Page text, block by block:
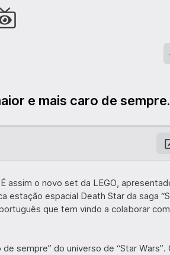
e mais caro de
assim o novo set da LEGO,
estação espacial Death Star da saga
que tem vindo a colaborar
sempre” do universo de “Star Wars”.